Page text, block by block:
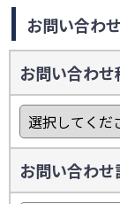
お問い合わ
お問い合わせ
お問い合わせ